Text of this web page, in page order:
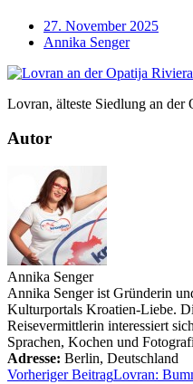
27. November 2025
Annika Senger
Lovran, älteste Siedlung an der
Autor
Annika Senger
Annika Senger ist Gründerin
Kulturportals Kroatien-Liebe.
Reisevermittlerin interessiert
Sprachen, Kochen und
Adresse: Berlin, Deutschland
Vorheriger BeitragLovran: